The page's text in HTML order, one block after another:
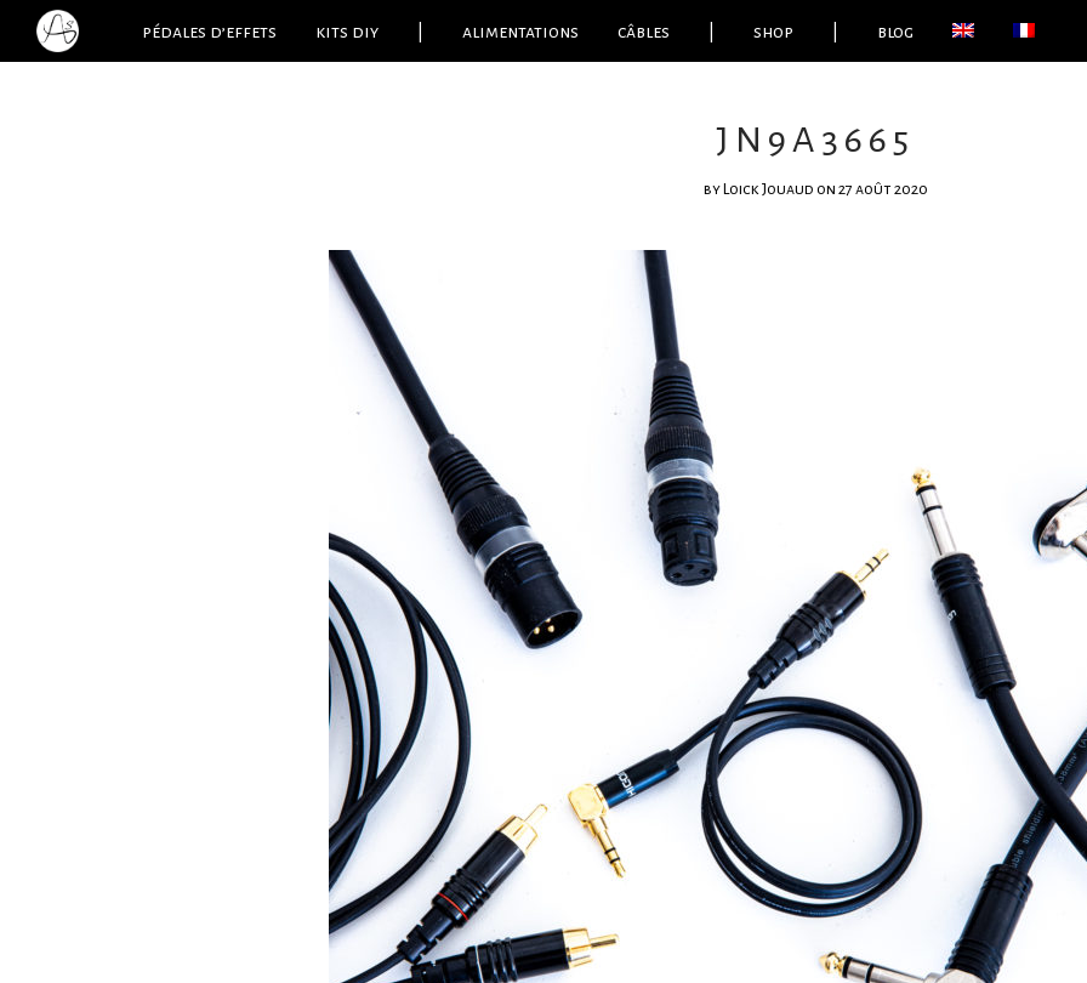
pédales d’effets kits diy alimentations câbles shop blog
JN9A3665
by Loick Jouaud on 27 août 2020